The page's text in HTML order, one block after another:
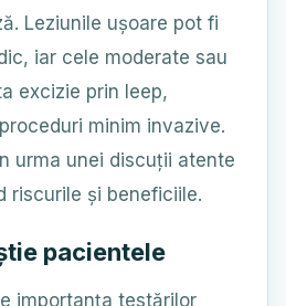
Leziunile ușoare pot fi
iar cele moderate sau
excizie prin leep,
minim invazive.
urma unei discuții atente
riscurile și beneficiile.
pacientele
importanța testărilor